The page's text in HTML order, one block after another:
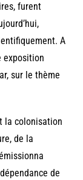
furent
A
exposition
sur le thème
la colonisation
de la
de